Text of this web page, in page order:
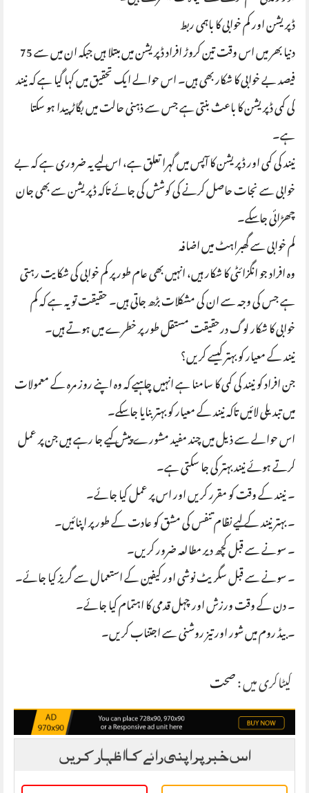
ڈپریشن اور کم خوابی کا باہمی ربط
دنیا بھر میں اس وقت تین کروڑ افراد ڈپریشن میں مبتلا ہیں جبکہ ان میں سے 75
فیصد بے خوابی کا شکار بھی ہیں۔ اس حوالے ایک تحقیق میں کہا گیا ہے کہ نیند
کی کمی ڈپریشن کا باعث بنتی ہے جس سے ذہنی حالت میں بگاڑ پیدا ہو سکتا
ہے۔
نیند کی کمی اور ڈپریشن کا آپس میں گہرا تعلق ہے، اس لیے یہ ضروری ہے کہ بے
خوابی سے نجات حاصل کرنے کی کوشش کی جائے تاکہ ڈپریشن سے بھی جان
چھڑائی جا سکے۔
کم خوابی سے گھبراہٹ میں اضافہ
وہ افراد جو انگزائٹی کا شکار ہیں، انہیں بھی عام طور پر کم خوابی کی شکایت رہتی
ہے جس کی وجہ سے ان کی مشکلات بڑھ جاتی ہیں۔ حقیقت تو یہ ہے کہ کم
خوابی کا شکار لوگ درحقیقت مستقل طور پر خطرے میں ہوتے ہیں۔
نیند کے معیار کو بہتر کیسے کریں؟
جن افراد کو نیند کی کمی کا سامنا ہے انہیں چاہیے کہ وہ اپنے روز مرہ کے معمولات
میں تبدیلی لائیں تاکہ نیند کے معیار کو بہتر بنایا جا سکے۔
اس حوالے سے ذیل میں چند مفید مشورے پیش کیے جا رہے ہیں جن پر عمل
کرتے ہوئے نیند بہتر کی جا سکتی ہے۔
۔ نیند کے وقت کو مقرر کریں اور اس پر عمل کیا جائے۔
۔ بہتر نیند کے لیے نظام تنفس کی مشق کو عادت کے طور پر اپنائیں۔
۔ سونے سے قبل کچھ دیر مطالعہ ضرور کریں۔
۔ سونے سے قبل سگریٹ نوشی اور کیفین کے استعمال سے گریز کیا جائے۔
۔ دن کے وقت ورزش اور چہل قدمی کا اہتمام کیا جائے۔
۔ بیڈ روم میں شور اور تیز روشنی سے اجتناب کریں۔
کیٹاگری میں :صحت
اس خبر پر اپنی رائے کا اظہار کریں